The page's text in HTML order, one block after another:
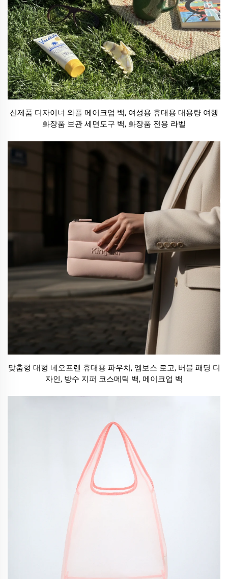
신제품 디자이너 와플 메이크업 백, 여성용 휴대용 대용량 여행
화장품 보관 세면도구 백, 화장품 전용 라벨
맞춤형 대형 네오프렌 휴대용 파우치, 엠보스 로고, 버블 패딩 디
자인, 방수 지퍼 코스메틱 백, 메이크업 백